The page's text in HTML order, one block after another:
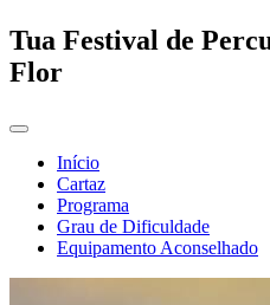
Tua Festival de
Flor
Início
Cartaz
Programa
Grau de Dificuldade
Equipamento Aconselhado